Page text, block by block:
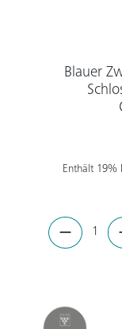
Blauer
Enthält 19%